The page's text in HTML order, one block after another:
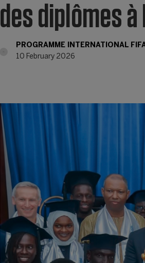
des diplômes à
PROGRAMME INTERNATIONAL
10 February 2026